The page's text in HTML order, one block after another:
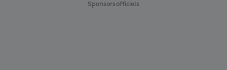
Sponsors officiels